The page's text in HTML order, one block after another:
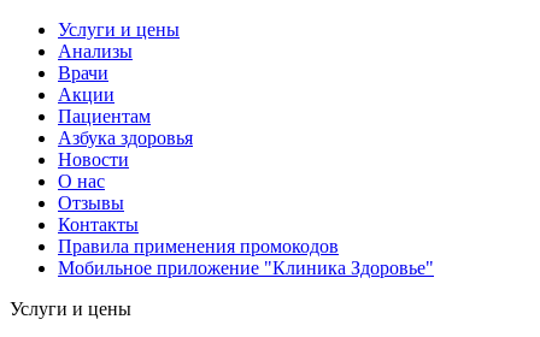
Услуги и цены
Анализы
Врачи
Акции
Пациентам
Азбука здоровья
Новости
О нас
Отзывы
Контакты
Правила применения промокодов
Мобильное приложение "Клиника Здоровье"
Услуги и цены